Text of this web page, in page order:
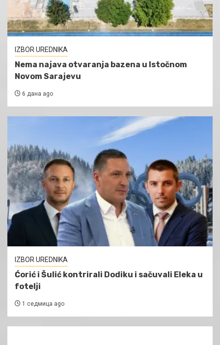
IZBOR UREDNIKA
Nema najava otvaranja bazena u Istočnom
Novom Sarajevu
6 дана ago
IZBOR UREDNIKA
Ćorić i Šulić kontrirali Dodiku i sačuvali Eleka u
fotelji
1 седмица ago